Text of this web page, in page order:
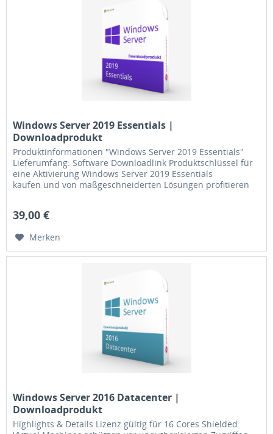
Windows Server 2019 Essentials |
Downloadprodukt
Produktinformationen "Windows Server 2019 Essentials"
Lieferumfang: Software Downloadlink Produktschlüssel für
eine Aktivierung Windows Server 2019 Essentials
kaufen und von maßgeschneiderten Lösungen profitieren
39,00 €
Merken
Windows Server 2016 Datacenter |
Downloadprodukt
Highlights & Details Lizenz gültig für 16 Cores Shielded